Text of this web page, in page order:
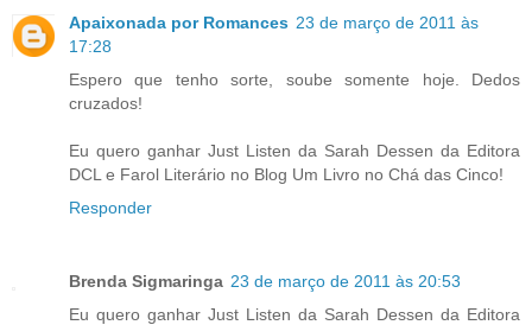
Apaixonada por Romances 23 de março de 2011 às
17:28
Espero que tenho sorte, soube somente hoje. Dedos
cruzados!
Eu quero ganhar Just Listen da Sarah Dessen da Editora
DCL e Farol Literário no Blog Um Livro no Chá das Cinco!
Responder
Brenda Sigmaringa 23 de março de 2011 às 20:53
Eu quero ganhar Just Listen da Sarah Dessen da Editora